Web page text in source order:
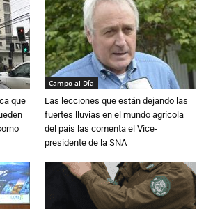
que
Campo al Día
Las lecciones que están dejando las
fuertes lluvias en el mundo agrícola
del país las comenta el Vice-
presidente de la SNA